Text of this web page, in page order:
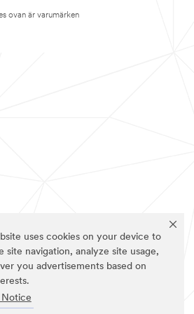
uses cookies on your device to
site navigation, analyze site usage,
you advertisements based on
ovan är varumärken